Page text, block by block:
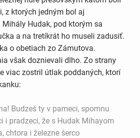
z ktorých jedným bol aj
Hudak, pod ktorým sa
a na tretíkrát ho museli zadusiť.
o obetiach zo Zámutova.
však doznievali dlho. Zo strany
viac zostril útlak poddaných, ktorí
Budzeš ty v pameci, spomnu
i pradzeci, že s Hudak Mihayom
chtora i železne šerco